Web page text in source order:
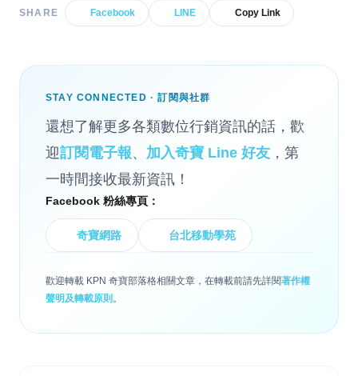
SHARE Facebook LINE Copy Link
STAY CONNECTED · 訂閱與社群
還想了解更多各類數位行銷資訊的話，歡
迎訂閱電子報、 加入奇寶 Line 好友 ，第
一時間接收最新資訊！
Facebook 粉絲專頁：
奇寶網路 台北移動學苑
歡迎轉載 KPN 奇寶部落格相關文章，在轉載前請先詳閱著作權
聲明及轉載原則 。